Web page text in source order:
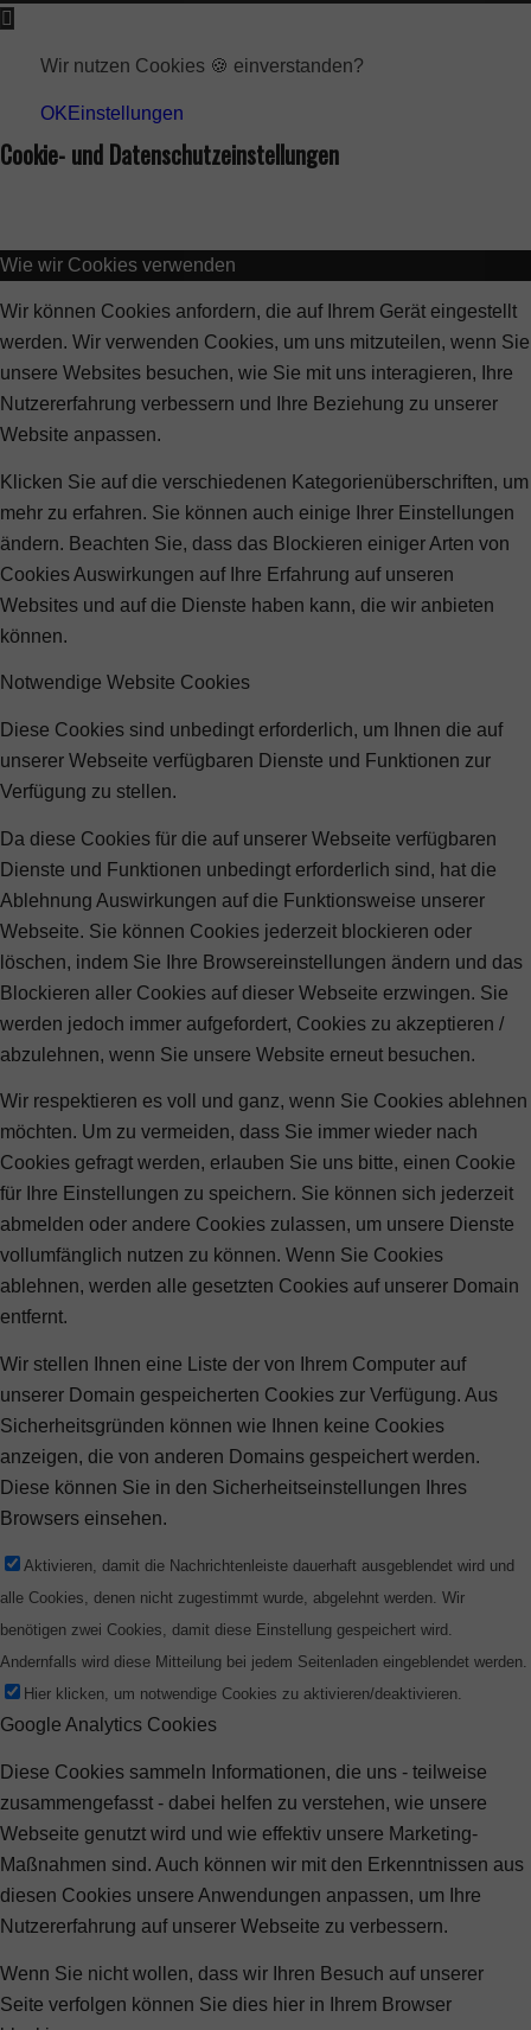
Wir nutzen Cookies 🍪 einverstanden?
OK Einstellungen
Cookie- und Datenschutzeinstellungen
Wie wir Cookies verwenden
Wir können Cookies anfordern, die auf Ihrem Gerät eingestellt
werden. Wir verwenden Cookies, um uns mitzuteilen, wenn Sie
unsere Websites besuchen, wie Sie mit uns interagieren, Ihre
Nutzererfahrung verbessern und Ihre Beziehung zu unserer
Website anpassen.
Klicken Sie auf die verschiedenen Kategorienüberschriften, um
mehr zu erfahren. Sie können auch einige Ihrer Einstellungen
ändern. Beachten Sie, dass das Blockieren einiger Arten von
Cookies Auswirkungen auf Ihre Erfahrung auf unseren
Websites und auf die Dienste haben kann, die wir anbieten
können.
Notwendige Website Cookies
Diese Cookies sind unbedingt erforderlich, um Ihnen die auf
unserer Webseite verfügbaren Dienste und Funktionen zur
Verfügung zu stellen.
Da diese Cookies für die auf unserer Webseite verfügbaren
Dienste und Funktionen unbedingt erforderlich sind, hat die
Ablehnung Auswirkungen auf die Funktionsweise unserer
Webseite. Sie können Cookies jederzeit blockieren oder
löschen, indem Sie Ihre Browsereinstellungen ändern und das
Blockieren aller Cookies auf dieser Webseite erzwingen. Sie
werden jedoch immer aufgefordert, Cookies zu akzeptieren /
abzulehnen, wenn Sie unsere Website erneut besuchen.
Wir respektieren es voll und ganz, wenn Sie Cookies ablehnen
möchten. Um zu vermeiden, dass Sie immer wieder nach
Cookies gefragt werden, erlauben Sie uns bitte, einen Cookie
für Ihre Einstellungen zu speichern. Sie können sich jederzeit
abmelden oder andere Cookies zulassen, um unsere Dienste
vollumfänglich nutzen zu können. Wenn Sie Cookies
ablehnen, werden alle gesetzten Cookies auf unserer Domain
entfernt.
Wir stellen Ihnen eine Liste der von Ihrem Computer auf
unserer Domain gespeicherten Cookies zur Verfügung. Aus
Sicherheitsgründen können wie Ihnen keine Cookies
anzeigen, die von anderen Domains gespeichert werden.
Diese können Sie in den Sicherheitseinstellungen Ihres
Browsers einsehen.
Aktivieren, damit die Nachrichtenleiste dauerhaft ausgeblendet wird und
alle Cookies, denen nicht zugestimmt wurde, abgelehnt werden. Wir
benötigen zwei Cookies, damit diese Einstellung gespeichert wird.
Andernfalls wird diese Mitteilung bei jedem Seitenladen eingeblendet werden.
Hier klicken, um notwendige Cookies zu aktivieren/deaktivieren.
Google Analytics Cookies
Diese Cookies sammeln Informationen, die uns - teilweise
zusammengefasst - dabei helfen zu verstehen, wie unsere
Webseite genutzt wird und wie effektiv unsere Marketing-
Maßnahmen sind. Auch können wir mit den Erkenntnissen aus
diesen Cookies unsere Anwendungen anpassen, um Ihre
Nutzererfahrung auf unserer Webseite zu verbessern.
Wenn Sie nicht wollen, dass wir Ihren Besuch auf unserer
Seite verfolgen können Sie dies hier in Ihrem Browser